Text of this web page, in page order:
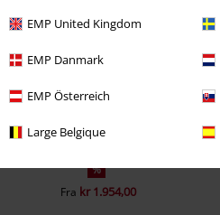
EMP United Kingdom
EMP Danmark
EMP Österreich
Large Belgique
%
Fra kr 1.954,00